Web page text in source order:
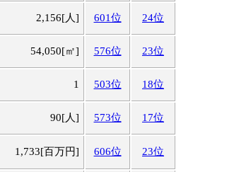
2,156[人] 601位 24位
54,050[㎡] 576位 23位
1 503位 18位
90[人] 573位 17位
1,733[百万円] 606位 23位